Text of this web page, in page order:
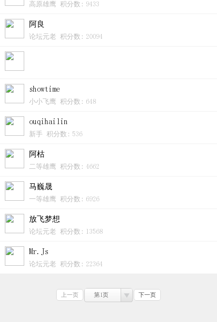
高原雄鹰 积分数: 9433
阿良
论坛元老 积分数: 20094
showtime
小小飞鹰 积分数: 648
ouqihailin
新手 积分数: 536
阿枯
二等雄鹰 积分数: 4662
马巍晟
一等雄鹰 积分数: 6926
放飞梦想
论坛元老 积分数: 13568
Mr.Js
论坛元老 积分数: 22364
上一页 第1页 下一页